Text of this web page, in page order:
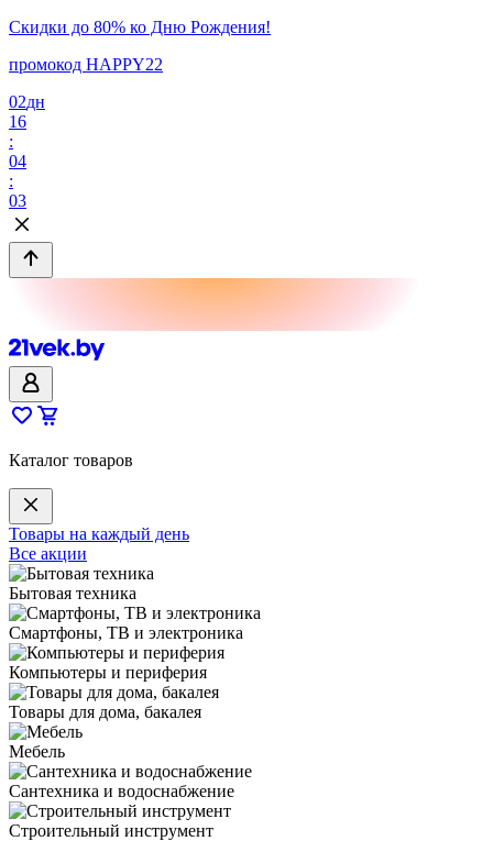
Скидки до 80% ко Дню Рождения!
промокод HAPPY22
02дн
16
:
04
:
03
Каталог товаров
Товары на каждый день
Все акции
Бытовая техника
Смартфоны, ТВ и электроника
Компьютеры и периферия
Товары для дома, бакалея
Мебель
Сантехника и водоснабжение
Строительный инструмент